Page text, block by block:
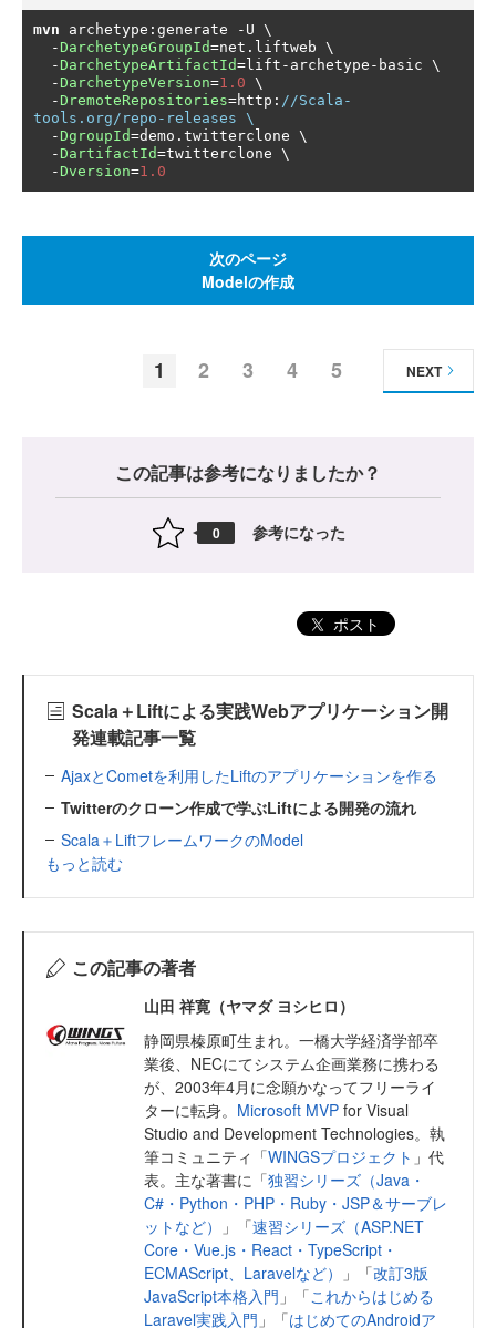
mvn archetype : generate - U \
-DarchetypeGroupId=net . liftweb \
-DarchetypeArtifactId=lift - archetype - basic \
-DarchetypeVersion=1.0 \
-DremoteRepositories=http : //Scala-
tools.org/repo-releases \
-DgroupId=demo . twitterclone \
-DartifactId=twitterclone \
-Dversion=1.0
次のページ
Modelの作成
1 2 3 4 5 NEXT
この記事は参考になりましたか？
0 参考になった
ポスト
Scala＋Liftによる実践Webアプリケーション開
発連載記事一覧
AjaxとCometを利用したLiftのアプリケーションを作る
Twitterのクローン作成で学ぶLiftによる開発の流れ
Scala＋LiftフレームワークのModel
もっと読む
この記事の著者
山田 祥寛（ヤマダ ヨシヒロ）
静岡県榛原町生まれ。一橋大学経済学部卒
業後、NECにてシステム企画業務に携わる
が、2003年4月に念願かなってフリーライ
ターに転身。 Microsoft MVP for Visual
Studio and Development Technologies。執
筆コミュニティ「WINGSプロジェクト 」代
表。主な著書に「独習シリーズ（Java・
C#・Python・PHP・Ruby・JSP＆サーブレ
ットなど）
」「速習シリーズ（ASP.NET
Core・Vue.js・React・TypeScript・
ECMAScript、Laravelなど）
」「改訂3版
JavaScript本格入門 」「これからはじめる
Laravel実践入門 」「はじめてのAndroidア